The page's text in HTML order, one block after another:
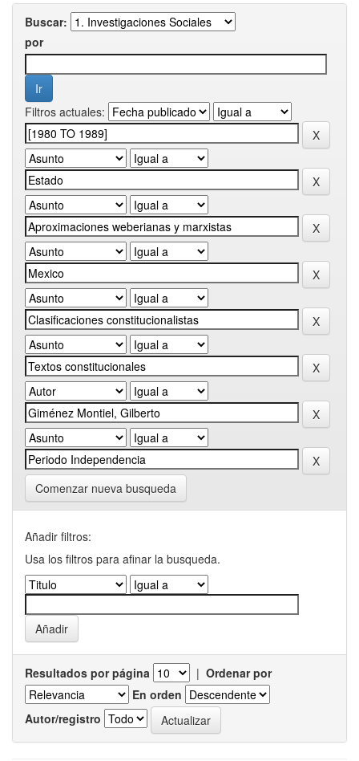
Buscar:
por
Filtros actuales:
Comenzar nueva busqueda
Añadir filtros:
Usa los filtros para afinar la busqueda.
Resultados por página | Ordenar por
En orden
Autor/registro